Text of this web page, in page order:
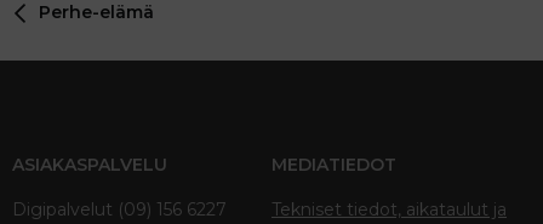
Perhe-elämä
ASIAKASPALVELU
Digipalvelut (09) 156 6227
MEDIATIEDOT
Tekniset tiedot, aikataulut ja